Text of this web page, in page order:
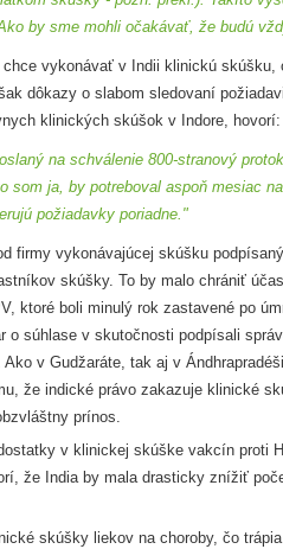
by sme mohli očakávať, že budú
vykonávať v Indii klinickú skúšku,
dôkazy o slabom sledovaní
klinických skúšok v Indore, hovorí:
na schválenie 800-stranový
som ja, by potreboval aspoň mesiac
požiadavky poriadne."
vykonávajúcej skúšku
skúšky. To by malo chrániť
ktoré boli minulý rok zastavené po
o súhlase v skutočnosti podpísali
v Gudžaráte, tak aj v
že indické právo zakazuje klinické
prínos.
v klinickej skúške vakcín proti
že India by mala drasticky znížiť
skúšky liekov na choroby, čo